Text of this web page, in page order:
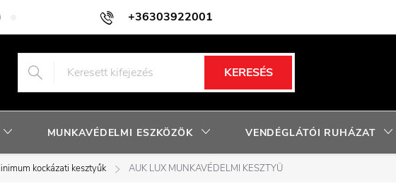
+36303922001
Adatkezelési tájékoztató Facebook nyereményjáték szabályzat
KERESÉS
MUNKAVÉDELMI ESZKÖZÖK VENDÉGLÁTÓI RUHÁZAT
kockázati kesztyűk AUK LUX MUNKAVÉDELMI KESZTYÜ